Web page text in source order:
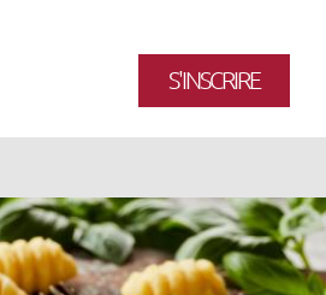
S'INSCRIRE